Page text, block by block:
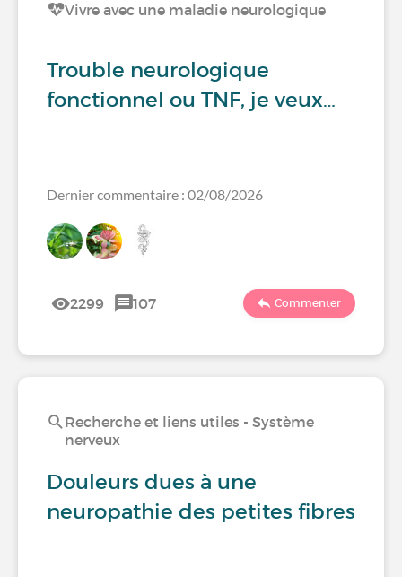
Vivre avec une maladie neurologique
Trouble neurologique
fonctionnel ou TNF, je veux…
Dernier commentaire : 02/08/2026
2299 107 Commenter
Recherche et liens utiles - Système
nerveux
Douleurs dues à une
neuropathie des petites fibres